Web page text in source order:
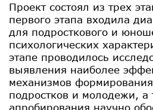
Проект состоял из трех
первого этапа входила
для подросткового и
психологических
этапе проводилось
выявления наиболее
механизмов
подростков и молодежи, а
апробирования научно